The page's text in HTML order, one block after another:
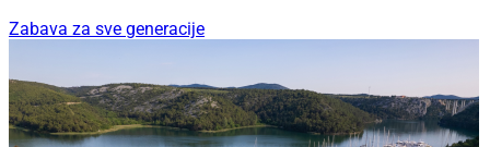
Zabava za sve generacije